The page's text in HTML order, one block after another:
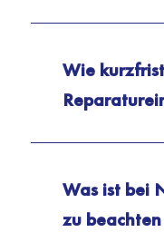
Wie
Was ist bei
zu